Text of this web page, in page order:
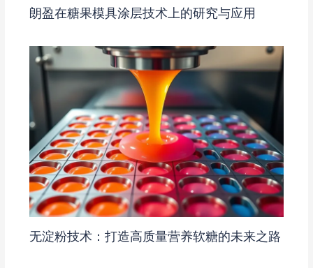
朗盈在糖果模具涂层技术上的研究与应用
无淀粉技术：打造高质量营养软糖的未来之路